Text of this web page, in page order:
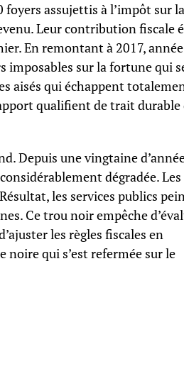
foyers assujettis à l’impôt sur la
Leur contribution fiscale
En remontant à 2017,
imposables sur la fortune qui
aisés qui échappent
qualifient de trait durable
Depuis une vingtaine
dégradée. Les
les services publics
Ce trou noir empêche
les règles fiscales en
noire qui s’est refermée sur le